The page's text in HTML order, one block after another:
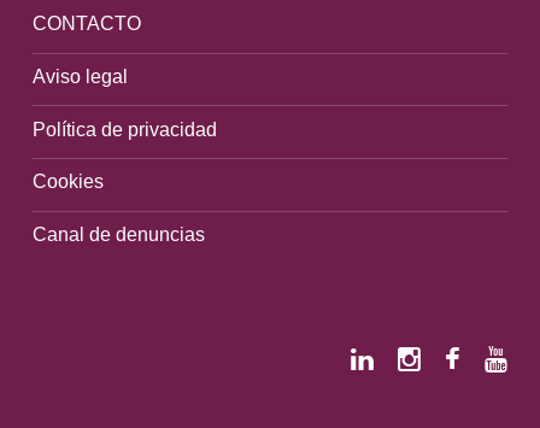
CONTACTO
Aviso legal
Política de privacidad
Cookies
Canal de denuncias